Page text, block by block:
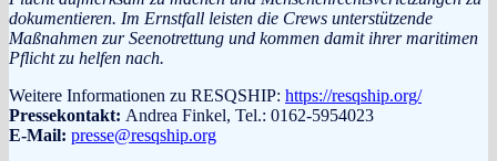
dokumentieren. Im Ernstfall leisten die Crews unterstützende
Maßnahmen zur Seenotrettung und kommen damit ihrer maritimen
Pflicht zu helfen nach.
Weitere Informationen zu RESQSHIP: https://resqship.org/
Pressekontakt: Andrea Finkel, Tel.: 0162-5954023
E-Mail: presse@resqship.org